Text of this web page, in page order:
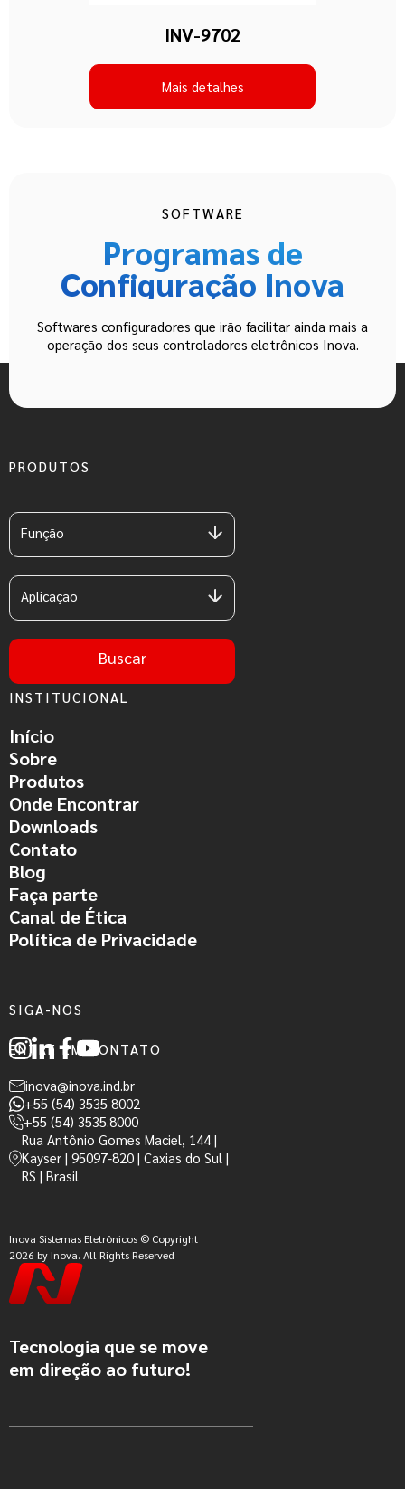
INV-9702
Mais detalhes
SOFTWARE
Programas de
Configuração Inova
Softwares configuradores que irão facilitar ainda mais a
operação dos seus controladores eletrônicos Inova.
Tecnologia que se move
em direção ao futuro!
ENTRE EM CONTATO
inova@inova.ind.br
+55 (54) 3535 8002
+55 (54) 3535.8000
Rua Antônio Gomes Maciel, 144 |
Kayser | 95097-820 | Caxias do Sul |
RS | Brasil
Inova Sistemas Eletrônicos © Copyright
2026 by Inova. All Rights Reserved
INSTITUCIONAL
Início
Sobre
Produtos
Onde Encontrar
Downloads
Contato
Blog
Faça parte
Canal de Ética
Política de Privacidade
SIGA-NOS
PRODUTOS
Função
Aplicação
Buscar